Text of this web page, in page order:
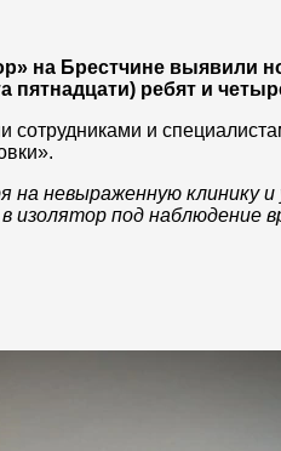
на Брестчине выявили
ребят и
и
невыраженную клинику
под наблюдение